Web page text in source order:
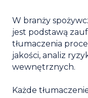
W branży
jest podstawą
tłumaczenia
jakości, analiz
wewnętrznych.
Każde